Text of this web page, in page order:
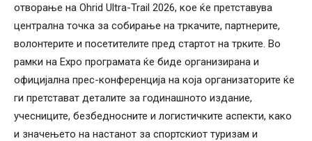
отворање на Ohrid Ultra-Trail 2026, кое ќе претставува
централна точка за собирање на тркачите, партнерите,
волонтерите и посетителите пред стартот на трките. Во
рамки на Expo програмата ќе биде организирана и
официјална прес-конференција на која организаторите ќе
ги претстават деталите за годинашното издание,
учесниците, безбедносните и логистичките аспекти, како
и значењето на настанот за спортскиот туризам и